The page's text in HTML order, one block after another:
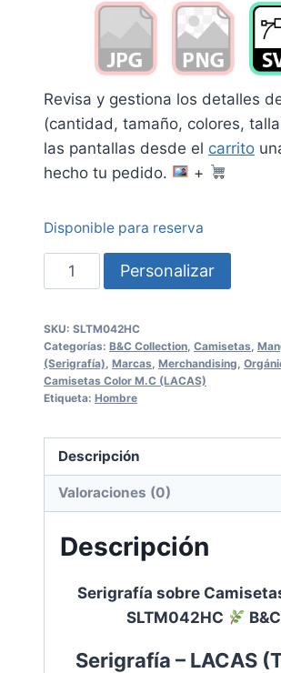
Revisa y gestiona los detalles
(cantidad, tamaño, colores,
las pantallas desde el carrito
hecho tu pedido.
+
Disponible para reserva
Serigrafía
sobre
Color
SLTM042HC
cantidad
Personalizar
SKU: SLTM042HC
Categorías: B&C Collection, Camisetas,
(Serigrafía), Marcas, Merchandising,
Camisetas Color M.C (LACAS)
Etiqueta: Hombre
Descripción
Valoraciones (0)
Descripción
Serigrafía sobre
SLTM042HC
B&C
Serigrafía – LACAS (